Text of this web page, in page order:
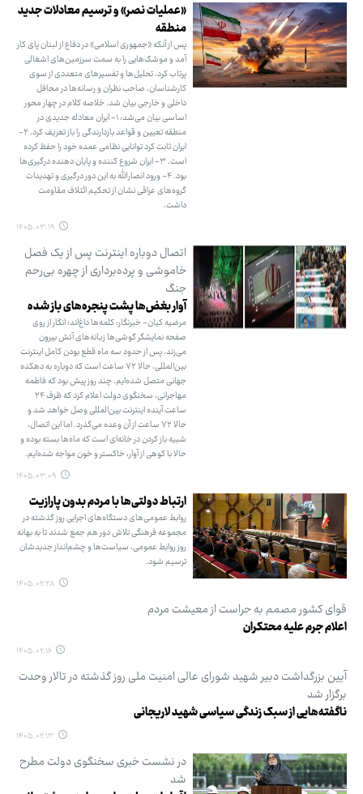
«عملیات نصر» و ترسیم معادلات جدید
منطقه
پس از آنکه «جمهوری اسلامی» در دفاع از لبنان پای کار
آمد و موشک‌هایی را به سمت سرزمین‌های اشغالی
پرتاب کرد، تحلیل‌ها و تفسیرهای متعددی از سوی
کارشناسان، صاحب نظران و رسانه‌ها در محافل
داخلی و خارجی بیان شد. خلاصه کلام در چهار محور
اساسی بیان می‌شد: ۱- ایران معادله جدیدی در
منطقه تعیین و قواعد بازدارندگی را باز تعریف کرد. ۲-
ایران ثابت کرد توانایی نظامی عمده خود را حفظ کرده
است. ۳- ایران شروع کننده و پایان دهنده درگیری‌ها
بود. ۴- ورود انصارالله به این دور درگیری و تهدیدات
گروه‌های عراقی نشان از تحکیم ائتلاف مقاومت
داشت.
۱۴۰۵.۰۳.۱۹
اتصال دوباره اینترنت پس از یک فصل
خاموشی و پرده‌برداری از چهره بی‌رحم
جنگ
آوار بغض‌ها پشت پنجره‌های باز شده
مرضیه کیان- خبرنگار: کلمه‌ها داغ‌اند؛ انگار از روی
صفحه نمایشگر گوشی‌ها زبانه‌های آتش بیرون
می‌زند. پس از حدود سه ماه قطع بودن کامل اینترنت
بین‌المللی، حالا ۷۲ ساعت است که دوباره به دهکده
جهانی متصل شده‌ایم. چند روز پیش بود که فاطمه
مهاجرانی، سخنگوی دولت اعلام کرد که ظرف ۲۴
ساعت آینده اینترنت بین‌المللی وصل خواهد شد و
حالا ۷۲ ساعت از آن وعده می‌گذرد. اما این اتصال،
شبیه باز کردن در خانه‌ای است که ماه‌ها بسته بوده و
حالا با کوهی از آوار، خاکستر و خون مواجه شده‌ایم.
۱۴۰۵.۰۳.۰۹
ارتباط دولتی‌ها با مردم بدون پارازیت
روابط‌ عمومی‌های دستگاه‌های اجرایی روز گذشته در
مجموعه فرهنگی تلاش دور هم جمع شدند تا به بهانه
روز روابط عمومی، سیاست‌ها و چشم‌انداز جدیدشان
ترسیم شود.
۱۴۰۵.۰۲.۲۸
قوای کشور مصمم به حراست از معیشت مردم
اعلام جرم علیه محتکران
۱۴۰۵.۰۲.۱۶
آیین بزرگداشت دبیر شهید شورای عالی امنیت ملی روز گذشته در تالار وحدت
برگزار شد
ناگفته‌هایی از سبک زندگی سیاسی شهید لاریجانی
۱۴۰۵.۰۲.۱۳
در نشست خبری سخنگوی دولت مطرح
شد